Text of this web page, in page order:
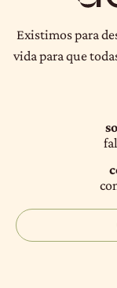
Existimos para
vida para que